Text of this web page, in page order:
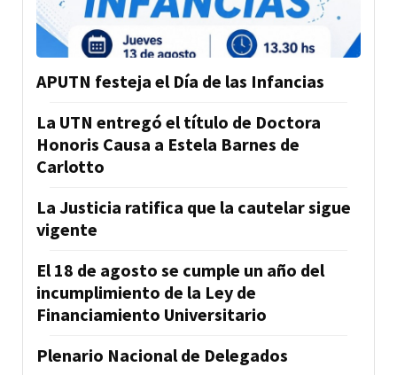
APUTN festeja el Día de las Infancias
La UTN entregó el título de Doctora
Honoris Causa a Estela Barnes de
Carlotto
La Justicia ratifica que la cautelar sigue
vigente
El 18 de agosto se cumple un año del
incumplimiento de la Ley de
Financiamiento Universitario
Plenario Nacional de Delegados